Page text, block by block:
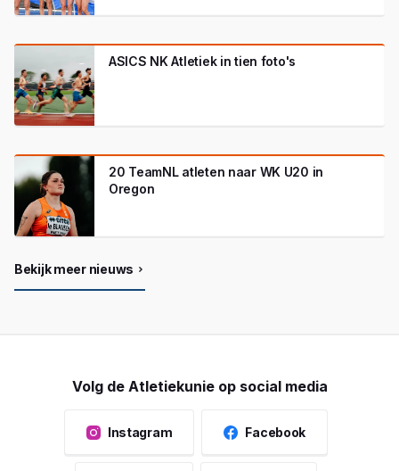
ASICS NK Atletiek in tien foto's
20 TeamNL atleten naar WK U20 in
Oregon
Bekijk meer nieuws
Volg de Atletiekunie op social media
Instagram Facebook